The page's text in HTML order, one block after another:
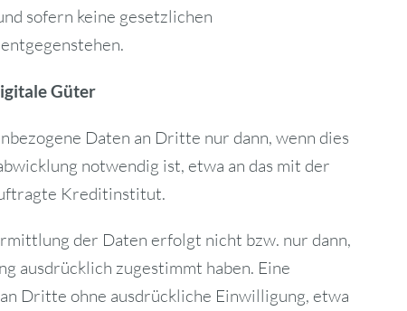
sofern keine gesetzlichen
Güter
Daten an Dritte nur dann, wenn dies
notwendig ist, etwa an das mit der
Kreditinstitut.
der Daten erfolgt nicht bzw. nur dann,
ausdrücklich zugestimmt haben. Eine
Dritte ohne ausdrückliche Einwilligung, etwa